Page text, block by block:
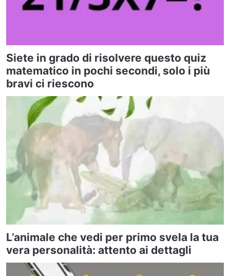
Siete in grado di risolvere questo quiz
matematico in pochi secondi, solo i più
bravi ci riescono
L’animale che vedi per primo svela la tua
vera personalità: attento ai dettagli